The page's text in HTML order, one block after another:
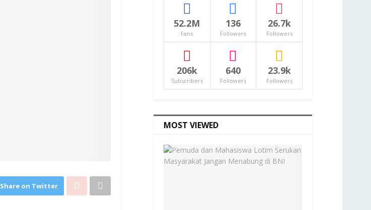
Share on Twitter
52.2M
Fans
136
Followers
26.7k
Followers
206k
Subscribers
640
Followers
23.9k
Followers
MOST VIEWED